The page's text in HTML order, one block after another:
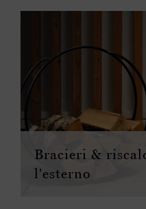
Bracieri &
l'esterno